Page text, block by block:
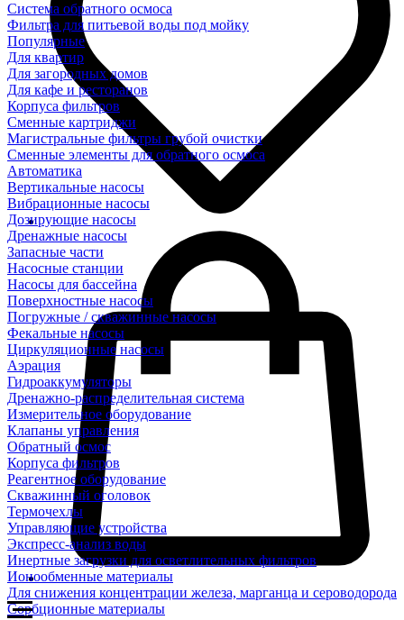
Система обратного осмоса
Фильтра для питьевой воды под мойку
Популярные
Для квартир
Для загородных домов
Для кафе и ресторанов
Корпуса фильтров
Сменные картриджи
Магистральные фильтры грубой очистки
Сменные элементы для обратного осмоса
Автоматика
Вертикальные насосы
Вибрационные насосы
Дозирующие насосы
Дренажные насосы
Запасные части
Насосные станции
Насосы для бассейна
Поверхностные насосы
Погружные / скважинные насосы
Фекальные насосы
Циркуляционные насосы
Аэрация
Гидроаккумуляторы
Дренажно-распределительная система
Измерительное оборудование
Клапаны управления
Обратный осмос
Корпуса фильтров
Реагентное оборудование
Скважинный оголовок
Термочехлы
Управляющие устройства
Экспресс-анализ воды
Инертные загрузки для осветлительных фильтров
Ионообменные материалы
Для снижения концентрации железа, марганца и сероводорода
Сорбционные материалы